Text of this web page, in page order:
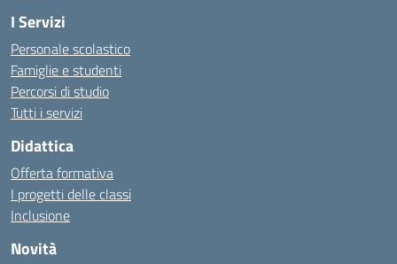
I Servizi
Personale scolastico
Famiglie e studenti
Percorsi di studio
Tutti i servizi
Didattica
Offerta formativa
I progetti delle classi
Inclusione
Novità